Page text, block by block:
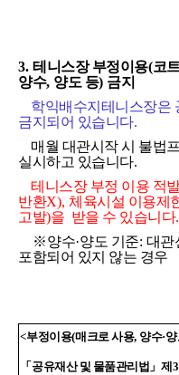
3. 테니스장 부정이용(코
양수, 양도 등) 금지
학익배수지테니스장은
금지되어 있습니다.
매월 대관시작 시 불법
실시하고 있습니다.
테니스장 부정 이용 적
반환X), 체육시설 이용제
고발)을 받을 수 있습니다.
※양수·양도 기준: 대관
포함되어 있지 않는 경우
<부정이용(매크로 사용, 양수·
「 공유재산 및 물품관리법 」 제